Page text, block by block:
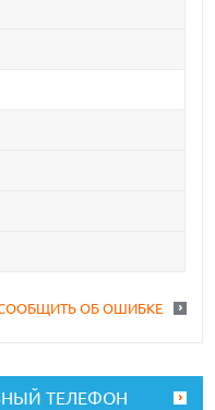
ОБ ОШИБКЕ
ТЕЛЕФОН